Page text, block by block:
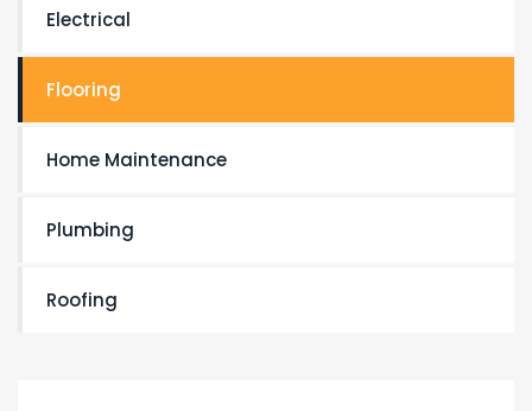
Electrical
Flooring
Home Maintenance
Plumbing
Roofing